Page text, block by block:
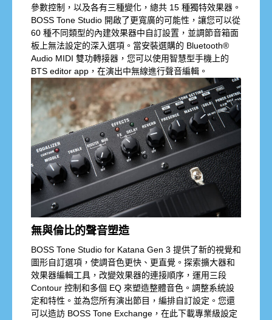
參數控制，以及各有三種變化，總共 15 種獨特效果器。
BOSS Tone Studio 開啟了更寬廣的可能性，讓您可以從
60 種不同類型的內建效果器中自訂設置，並調節音箱面
板上無法設定的深入選項。當安裝選購的 Bluetooth®
Audio MIDI 雙功轉接器，您可以使用智慧型手機上的
BTS editor app，在演出中無線進行聲音編輯。
無與倫比的聲音塑造
BOSS Tone Studio for Katana Gen 3 提供了新的視覺和
圖形自訂選項，使調音色更快、更直覺。探索擴大器和
效果器編輯工具，改變效果器的連接順序，運用三段
Contour 控制和多個 EQ 來塑造整體音色。調整系統設
定和特性。並為您所有演出節目，編排自訂設定。您還
可以造訪 BOSS Tone Exchange，在此下載專業級設定